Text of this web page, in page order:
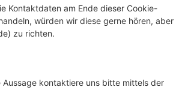
Kontaktdaten am Ende dieser Cookie-
würden wir diese gerne hören, aber
zu richten.
kontaktiere uns bitte mittels der